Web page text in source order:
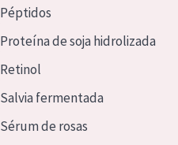
Péptidos
Proteína de soja hidrolizada
Retinol
Salvia fermentada
Sérum de rosas